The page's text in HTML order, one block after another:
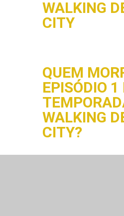
WALKING
CITY
QUEM
EPISÓDIO 1
WALKING
CITY?